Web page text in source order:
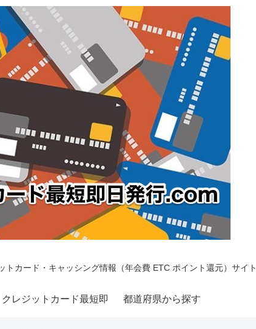
トカード・キャッシング情報（年会費 ETC ポイント還元）サイト
クレジットカード最短即 都道府県から探す